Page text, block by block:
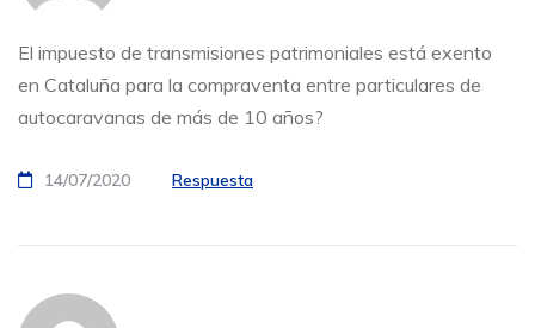
El impuesto de transmisiones patrimoniales está exento
en Cataluña para la compraventa entre particulares de
autocaravanas de más de 10 años?
14/07/2020 Respuesta